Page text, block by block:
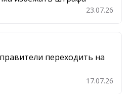
23.07.26
переходить на
17.07.26